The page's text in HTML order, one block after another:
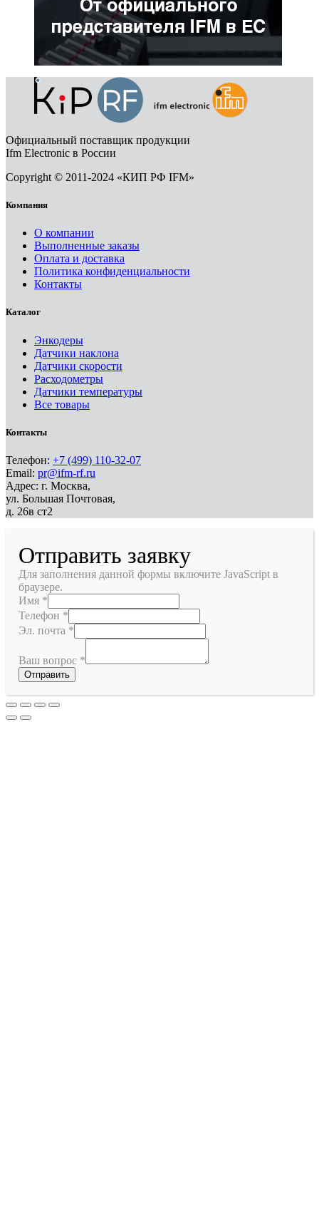
Официальный поставщик продукции
Ifm Electronic в России
Copyright © 2011-2024 «КИП РФ IFM»
Компания
О компании
Выполненные заказы
Оплата и доставка
Политика конфиденциальности
Контакты
Каталог
Энкодеры
Датчики наклона
Датчики скорости
Расходометры
Датчики температуры
Все товары
Контакты
Телефон: +7 (499) 110-32-07
Email: pr@ifm-rf.ru
Адрес: г. Москва,
ул. Большая Почтовая,
д. 26в ст2
Отправить заявку
Для заполнения данной формы включите JavaScript в
браузере.
Имя *
Телефон *
Эл. почта *
Ваш вопрос *
Отправить